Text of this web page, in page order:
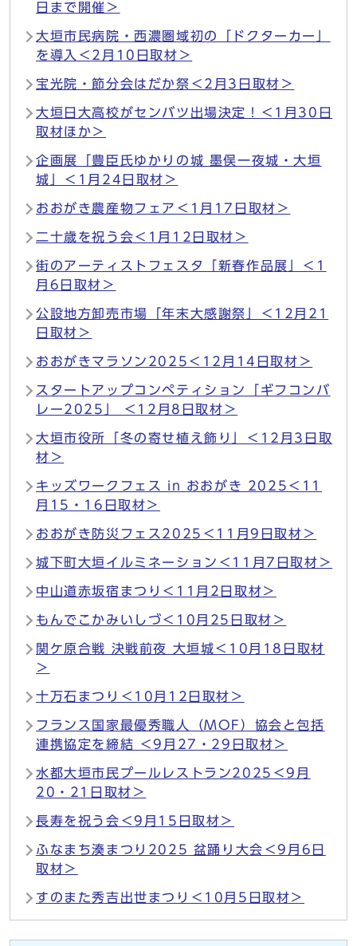
日まで開催＞
大垣市民病院・西濃圏域初の「ドクターカー」
を導入＜2月10日取材＞
宝光院・節分会はだか祭＜2月3日取材＞
大垣日大高校がセンバツ出場決定！＜1月30日
取材ほか＞
企画展「豊臣氏ゆかりの城 墨俣一夜城・大垣
城」＜1月24日取材＞
おおがき農産物フェア＜1月17日取材＞
二十歳を祝う会＜1月12日取材＞
街のアーティストフェスタ「新春作品展」＜1
月6日取材＞
公設地方卸売市場「年末大感謝祭」＜12月21
日取材＞
おおがきマラソン2025＜12月14日取材＞
スタートアップコンペティション「ギフコンバ
レー2025」 ＜12月8日取材＞
大垣市役所「冬の寄せ植え飾り」＜12月3日取
材＞
キッズワークフェス in おおがき 2025＜11
月15・16日取材＞
おおがき防災フェス2025＜11月9日取材＞
城下町大垣イルミネーション＜11月7日取材＞
中山道赤坂宿まつり＜11月2日取材＞
もんでこかみいしづ＜10月25日取材＞
関ケ原合戦 決戦前夜 大垣城＜10月18日取材
＞
十万石まつり＜10月12日取材＞
フランス国家最優秀職人（MOF）協会と包括
連携協定を締結 ＜9月27・29日取材＞
水都大垣市民プールレストラン2025＜9月
20・21日取材＞
長寿を祝う会＜9月15日取材＞
ふなまち湊まつり2025 盆踊り大会＜9月6日
取材＞
すのまた秀吉出世まつり＜10月5日取材＞